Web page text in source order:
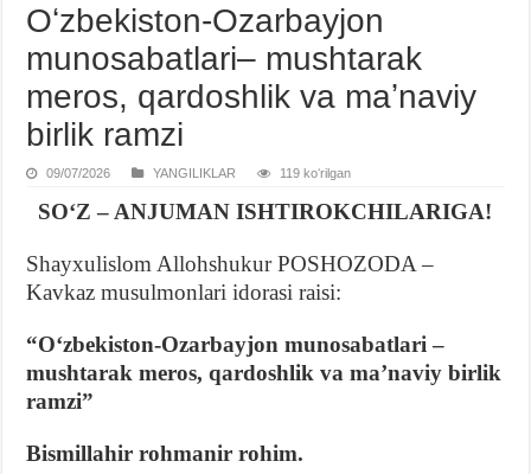
Oʻzbekiston-Ozarbayjon
munosabatlari– mushtarak
meros, qardoshlik va maʼnaviy
birlik ramzi
09/07/2026 YANGILIKLAR 119 koʻrilgan
SOʻZ – ANJUMAN ISHTIROKCHILARIGA!
Shayxulislom Allohshukur POSHOZODA –
Kavkaz musulmonlari idorasi raisi:
“Oʻzbekiston-Ozarbayjon munosabatlari –
mushtarak meros, qardoshlik va maʼnaviy birlik
ramzi”
Bismillahir rohmanir rohim.